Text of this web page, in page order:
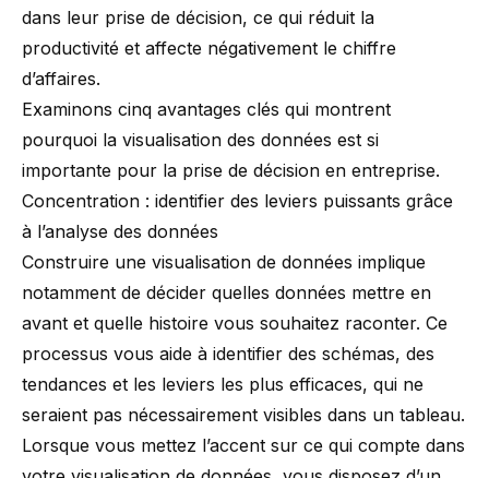
dans leur prise de décision, ce qui réduit la
productivité et affecte négativement le chiffre
d’affaires.
Examinons cinq avantages clés qui montrent
pourquoi la visualisation des données est si
importante pour la prise de décision en entreprise.
Concentration : identifier des leviers puissants grâce
à l’analyse des données
Construire une visualisation de données implique
notamment de décider quelles données mettre en
avant et quelle histoire vous souhaitez raconter. Ce
processus vous aide à identifier des schémas, des
tendances et les leviers les plus efficaces, qui ne
seraient pas nécessairement visibles dans un tableau.
Lorsque vous mettez l’accent sur ce qui compte dans